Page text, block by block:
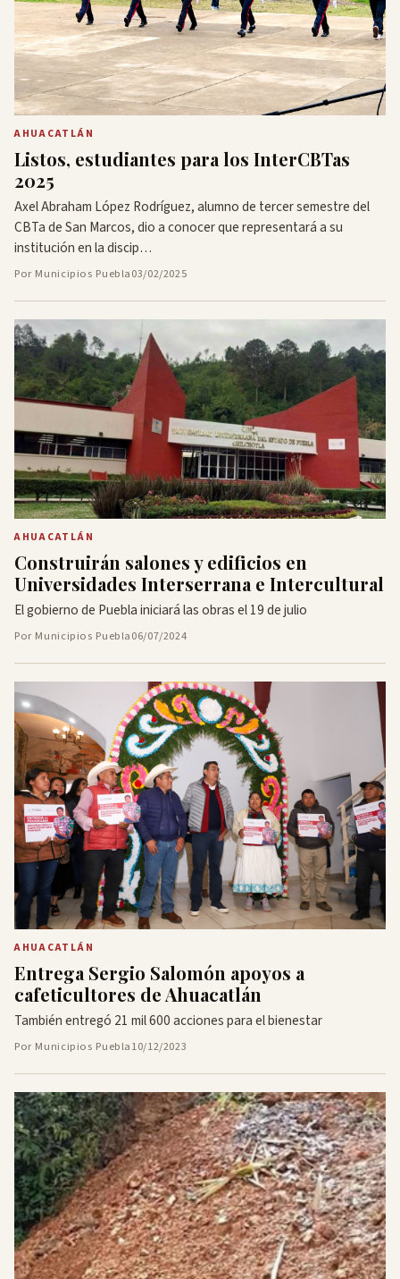
AHUACATLÁN
Listos, estudiantes para los InterCBTas
2025
Axel Abraham López Rodríguez, alumno de tercer semestre del
CBTa de San Marcos, dio a conocer que representará a su
institución en la discip…
Por Municipios Puebla03/02/2025
AHUACATLÁN
Construirán salones y edificios en
Universidades Interserrana e Intercultural
El gobierno de Puebla iniciará las obras el 19 de julio
Por Municipios Puebla06/07/2024
AHUACATLÁN
Entrega Sergio Salomón apoyos a
cafeticultores de Ahuacatlán
También entregó 21 mil 600 acciones para el bienestar
Por Municipios Puebla10/12/2023